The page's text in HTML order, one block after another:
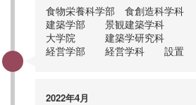
食物栄養科学部 食創造科学科
建築学部 景観建築学科
大学院 建築学研究科
経営学部 経営学科 設置
2022年4月